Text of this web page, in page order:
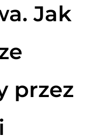
Jak
przez